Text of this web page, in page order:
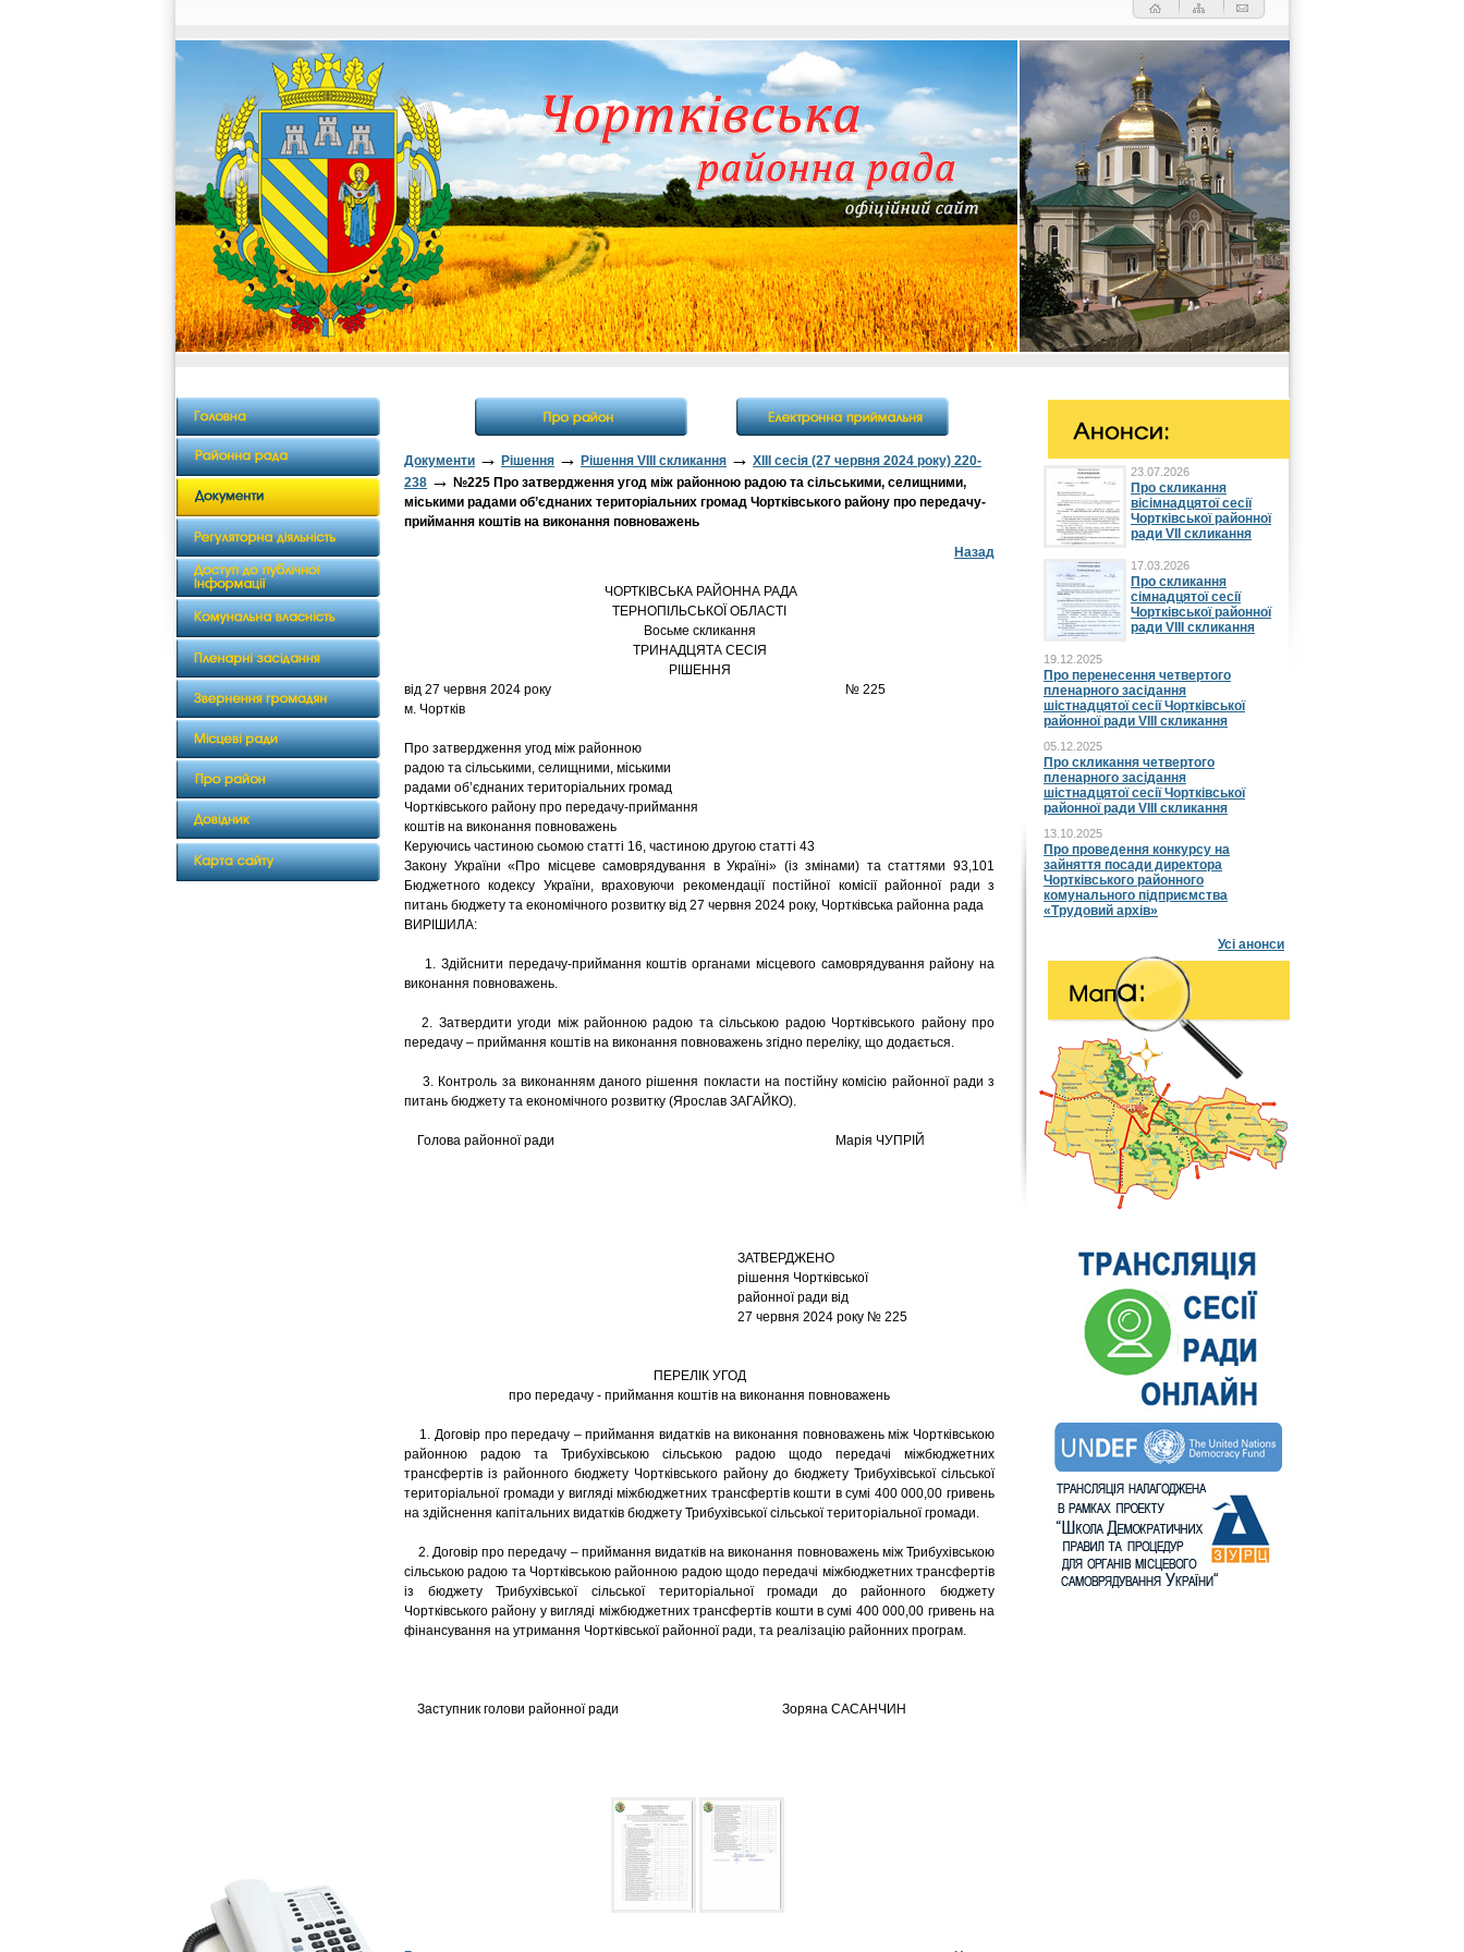
Документи → Рішення → Рішення VІІІ скликання → XIII сесія (27 червня 2024 року) 220-
238 → №225 Про затвердження угод між районною радою та сільськими, селищними,
міськими радами об’єднаних територіальних громад Чортківського району про передачу-
приймання коштів на виконання повноважень
Назад
ЧОРТКІВСЬКА РАЙОННА РАДА
ТЕРНОПІЛЬСЬКОЇ ОБЛАСТІ
Восьме скликання
ТРИНАДЦЯТА СЕСІЯ
РІШЕННЯ
від 27 червня 2024 року № 225
м. Чортків
Про затвердження угод між районною
радою та сільськими, селищними, міськими
радами об’єднаних територіальних громад
Чортківського району про передачу-приймання
коштів на виконання повноважень
Керуючись частиною сьомою статті 16, частиною другою статті 43
Закону України «Про місцеве самоврядування в Україні» (із змінами) та статтями 93,101
Бюджетного кодексу України, враховуючи рекомендації постійної комісії районної ради з
питань бюджету та економічного розвитку від 27 червня 2024 року, Чортківська районна рада
ВИРІШИЛА:
1. Здійснити передачу-приймання коштів органами місцевого самоврядування району на
виконання повноважень.
2. Затвердити угоди між районною радою та сільською радою Чортківського району про
передачу – приймання коштів на виконання повноважень згідно переліку, що додається.
3. Контроль за виконанням даного рішення покласти на постійну комісію районної ради з
питань бюджету та економічного розвитку (Ярослав ЗАГАЙКО).
Голова районної ради Марія ЧУПРІЙ
ЗАТВЕРДЖЕНО
рішення Чортківської
районної ради від
27 червня 2024 року № 225
ПЕРЕЛІК УГОД
про передачу - приймання коштів на виконання повноважень
1. Договір про передачу – приймання видатків на виконання повноважень між Чортківською
районною радою та Трибухівською сільською радою щодо передачі міжбюджетних
трансфертів із районного бюджету Чортківського району до бюджету Трибухівської сільської
територіальної громади у вигляді міжбюджетних трансфертів кошти в сумі 400 000,00 гривень
на здійснення капітальних видатків бюджету Трибухівської сільської територіальної громади.
2. Договір про передачу – приймання видатків на виконання повноважень між Трибухівською
сільською радою та Чортківською районною радою щодо передачі міжбюджетних трансфертів
із бюджету Трибухівської сільської територіальної громади до районного бюджету
Чортківського району у вигляді міжбюджетних трансфертів кошти в сумі 400 000,00 гривень на
фінансування на утримання Чортківської районної ради, та реалізацію районних програм.
Заступник голови районної ради Зоряна САСАНЧИН
23.07.2026
Про скликання
вісімнадцятої сесії
Чортківської районної
ради VII скликання
17.03.2026
Про скликання
сімнадцятої сесії
Чортківської районної
ради VIII скликання
19.12.2025
Про перенесення четвертого
пленарного засідання
шістнадцятої сесії Чортківської
районної ради VIII скликання
05.12.2025
Про скликання четвертого
пленарного засідання
шістнадцятої сесії Чортківської
районної ради VIII скликання
13.10.2025
Про проведення конкурсу на
зайняття посади директора
Чортківського районного
комунального підприємства
«Трудовий архів»
Усі анонси